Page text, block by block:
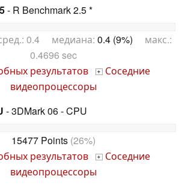
- R Benchmark 2.5 *
0.4 медиана: 0.4 (9%) макс.:
0.4696 sec
результатов + Соседние
видеопроцессоры
- 3DMark 06 - CPU
15477 Points (26%)
результатов + Соседние
видеопроцессоры